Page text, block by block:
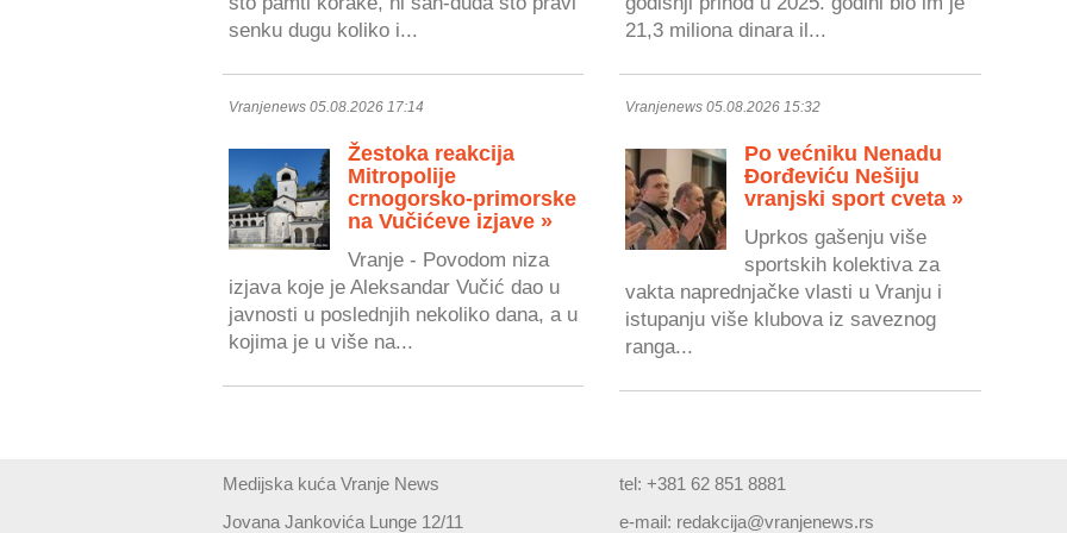
senku dugu koliko i...
21,3 miliona dinara il...
Vranjenews 05.08.2026 17:14
Žestoka reakcija
Mitropolije
crnogorsko-primorske
na Vučićeve izjave »
Vranje - Povodom niza
izjava koje je Aleksandar Vučić dao u
javnosti u poslednjih nekoliko dana, a u
kojima je u više na...
Vranjenews 05.08.2026 15:32
Po većniku Nenadu
Đorđeviću Nešiju
vranjski sport cveta »
Uprkos gašenju više
sportskih kolektiva za
vakta naprednjačke vlasti u Vranju i
istupanju više klubova iz saveznog
ranga...
Medijska kuća Vranje News
Jovana Jankovića Lunge 12/11
tel: +381 62 851 8881
e-mail: redakcija@vranjenews.rs